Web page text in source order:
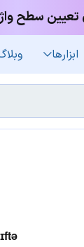
تعیین سطح
ابزارها